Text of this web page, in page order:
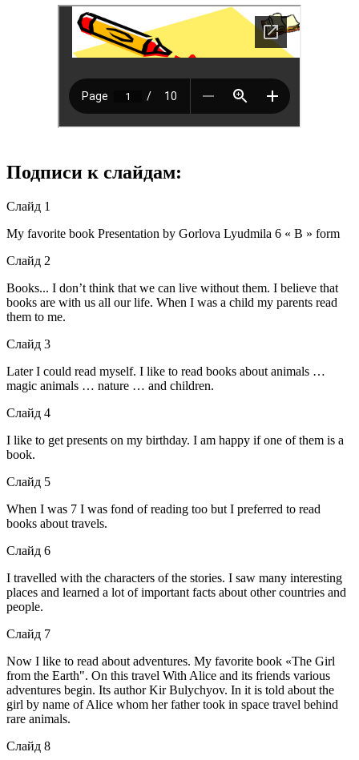
Подписи к слайдам:
Слайд 1
My favorite book Presentation by Gorlova Lyudmila 6 « B » form
Слайд 2
Books... I don’t think that we can live without them. I believe that
books are with us all our life. When I was a child my parents read
them to me.
Слайд 3
Later I could read myself. I like to read books about animals …
magic animals … nature … and children.
Слайд 4
I like to get presents on my birthday. I am happy if one of them is a
book.
Слайд 5
When I was 7 I was fond of reading too but I preferred to read
books about travels.
Слайд 6
I travelled with the characters of the stories. I saw many interesting
places and learned a lot of important facts about other countries and
people.
Слайд 7
Now I like to read about adventures. My favorite book «The Girl
from the Earth". On this travel With Alice and its friends various
adventures begin. Its author Kir Bulychyov. In it is told about the
girl by name of Alice whom her father took in space travel behind
rare animals.
Слайд 8